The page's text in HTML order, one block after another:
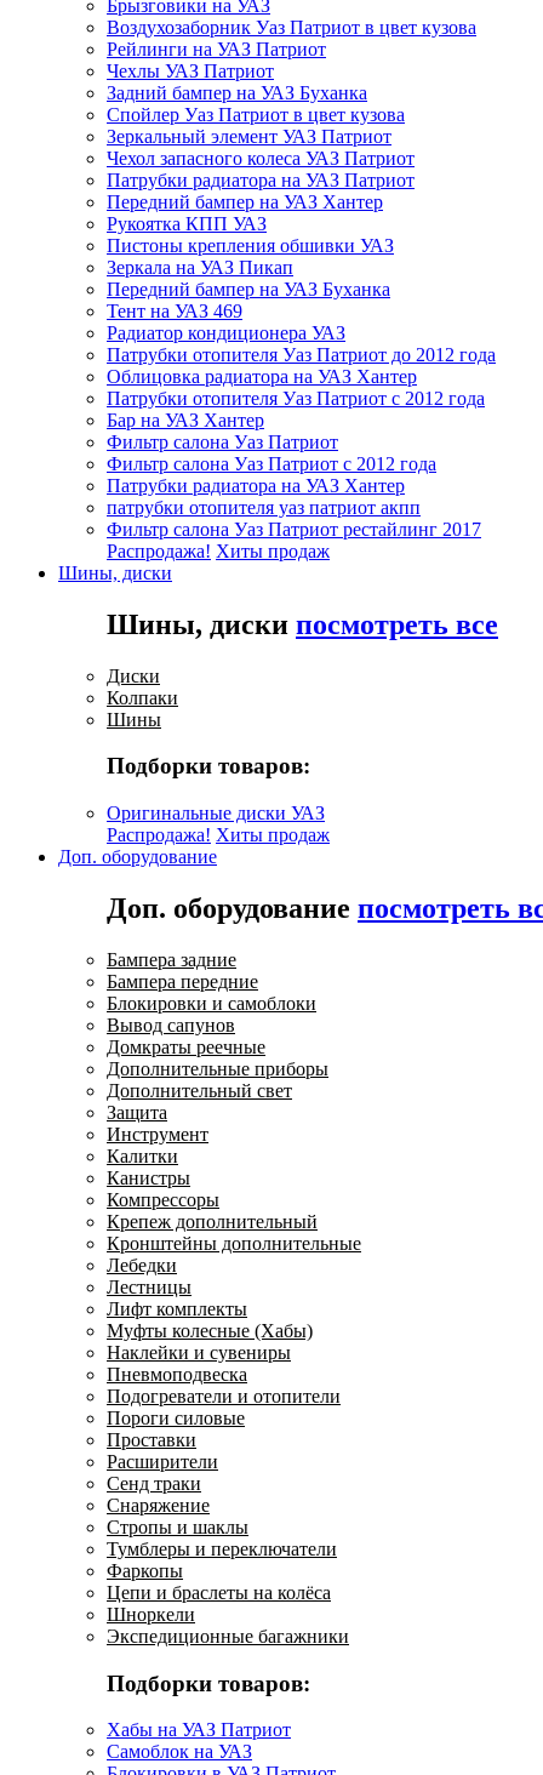
Брызговики на УАЗ
Воздухозаборник Уаз Патриот в цвет кузова
Рейлинги на УАЗ Патриот
Чехлы УАЗ Патриот
Задний бампер на УАЗ Буханка
Спойлер Уаз Патриот в цвет кузова
Зеркальный элемент УАЗ Патриот
Чехол запасного колеса УАЗ Патриот
Патрубки радиатора на УАЗ Патриот
Передний бампер на УАЗ Хантер
Рукоятка КПП УАЗ
Пистоны крепления обшивки УАЗ
Зеркала на УАЗ Пикап
Передний бампер на УАЗ Буханка
Тент на УАЗ 469
Радиатор кондиционера УАЗ
Патрубки отопителя Уаз Патриот до 2012 года
Облицовка радиатора на УАЗ Хантер
Патрубки отопителя Уаз Патриот с 2012 года
Бар на УАЗ Хантер
Фильтр салона Уаз Патриот
Фильтр салона Уаз Патриот с 2012 года
Патрубки радиатора на УАЗ Хантер
патрубки отопителя уаз патриот акпп
Фильтр салона Уаз Патриот рестайлинг 2017
Распродажа! Хиты продаж
Шины, диски
Шины, диски посмотреть все
Диски
Колпаки
Шины
Подборки товаров:
Оригинальные диски УАЗ
Распродажа! Хиты продаж
Доп. оборудование
Доп. оборудование посмотреть
Бампера задние
Бампера передние
Блокировки и самоблоки
Вывод сапунов
Домкраты реечные
Дополнительные приборы
Дополнительный свет
Защита
Инструмент
Калитки
Канистры
Компрессоры
Крепеж дополнительный
Кронштейны дополнительные
Лебедки
Лестницы
Лифт комплекты
Муфты колесные (Хабы)
Наклейки и сувениры
Пневмоподвеска
Подогреватели и отопители
Пороги силовые
Проставки
Расширители
Сенд траки
Снаряжение
Стропы и шаклы
Тумблеры и переключатели
Фаркопы
Цепи и браслеты на колёса
Шноркели
Экспедиционные багажники
Подборки товаров:
Хабы на УАЗ Патриот
Самоблок на УАЗ